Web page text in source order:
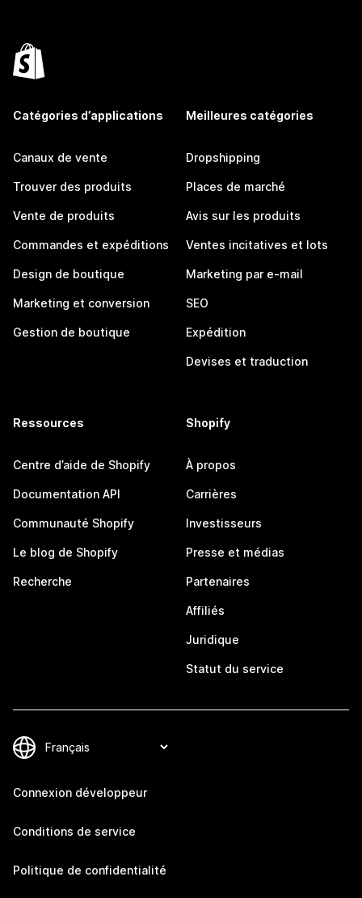
Catégories d’applications
Canaux de vente
Trouver des produits
Vente de produits
Commandes et expéditions
Design de boutique
Marketing et conversion
Gestion de boutique
Meilleures catégories
Dropshipping
Places de marché
Avis sur les produits
Ventes incitatives et lots
Marketing par e-mail
SEO
Expédition
Devises et traduction
Ressources
Centre d’aide de Shopify
Documentation API
Communauté Shopify
Le blog de Shopify
Recherche
Shopify
À propos
Carrières
Investisseurs
Presse et médias
Partenaires
Affiliés
Juridique
Statut du service
Connexion développeur
Conditions de service
Politique de confidentialité